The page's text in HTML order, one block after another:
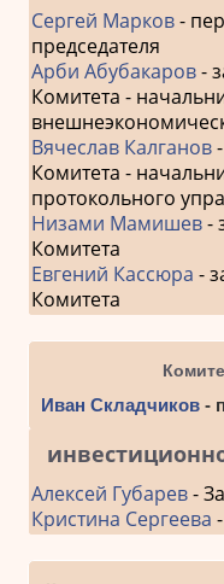
Сергей Марков-
председателя
Арби Абубакаров-
Комитета -
Вячеслав Калганов-
Комитета -
протокольного
Низами Мамишев-
Комитета
Евгений Кассюра -
Комитета
Иван Складчиков-
Алексей Губарев-
Кристина Сергеева